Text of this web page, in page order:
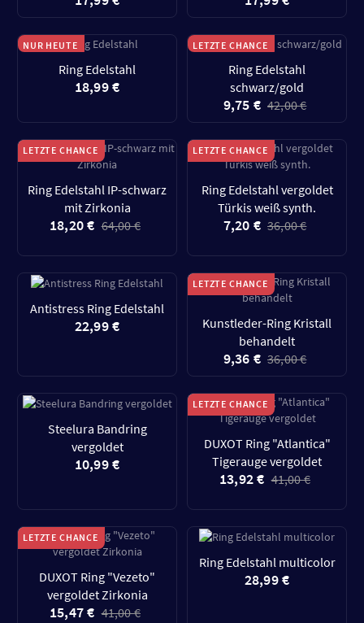
NUR HEUTE
Ring Edelstahl
18,99 €
LETZTE CHANCE
Ring Edelstahl
schwarz/gold
9,75 € 42,00 €
LETZTE CHANCE
Ring Edelstahl IP-schwarz
mit Zirkonia
18,20 € 64,00 €
LETZTE CHANCE
Ring Edelstahl vergoldet
Türkis weiß synth.
7,20 € 36,00 €
Antistress Ring Edelstahl
22,99 €
LETZTE CHANCE
Kunstleder-Ring Kristall
behandelt
9,36 € 36,00 €
Steelura Bandring
vergoldet
10,99 €
LETZTE CHANCE
DUXOT Ring "Atlantica"
Tigerauge vergoldet
13,92 € 41,00 €
LETZTE CHANCE
DUXOT Ring "Vezeto"
vergoldet Zirkonia
15,47 € 41,00 €
Ring Edelstahl multicolor
28,99 €